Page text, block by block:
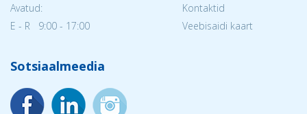
Avatud:
E - R 9:00 - 17:00
Kontaktid
Veebisaidi kaart
Sotsiaalmeedia